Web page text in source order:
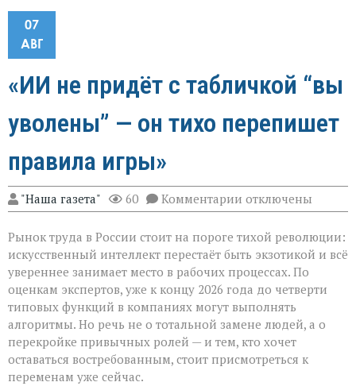
07
АВГ
«ИИ не придёт с табличкой “вы
уволены” — он тихо перепишет
правила игры»
"Наша газета" 60 Комментарии к
записи
не
придёт
табличкой
“вы
уволены” — он
тихо
перепишет
правила
игры»
отключены
Рынок труда в России стоит на пороге тихой революции:
искусственный интеллект перестаёт быть экзотикой и всё
увереннее занимает место в рабочих процессах. По
оценкам экспертов, уже к концу 2026 года до четверти
типовых функций в компаниях могут выполнять
алгоритмы. Но речь не о тотальной замене людей, а о
перекройке привычных ролей — и тем, кто хочет
оставаться востребованным, стоит присмотреться к
переменам уже сейчас.